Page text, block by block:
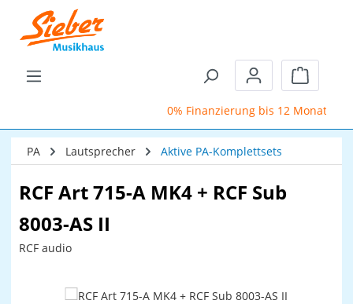
Zum Hauptinhalt springen
0% Finanzierung bis 12 Monate
PA Lautsprecher Aktive PA-Komplettsets
RCF Art 715-A MK4 + RCF Sub
8003-AS II
RCF audio
Bildergalerie überspringen